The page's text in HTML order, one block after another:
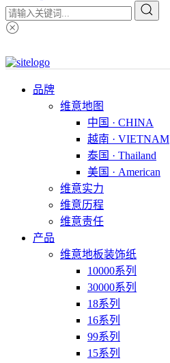
品牌
维意地图
中国 · CHINA
越南 · VIETNAM
泰国 · Thailand
美国 · American
维意实力
维意历程
维意责任
产品
维意地板装饰纸
10000系列
30000系列
18系列
16系列
99系列
15系列